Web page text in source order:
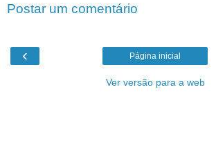
Postar um comentário
‹ Página inicial
Ver versão para a web